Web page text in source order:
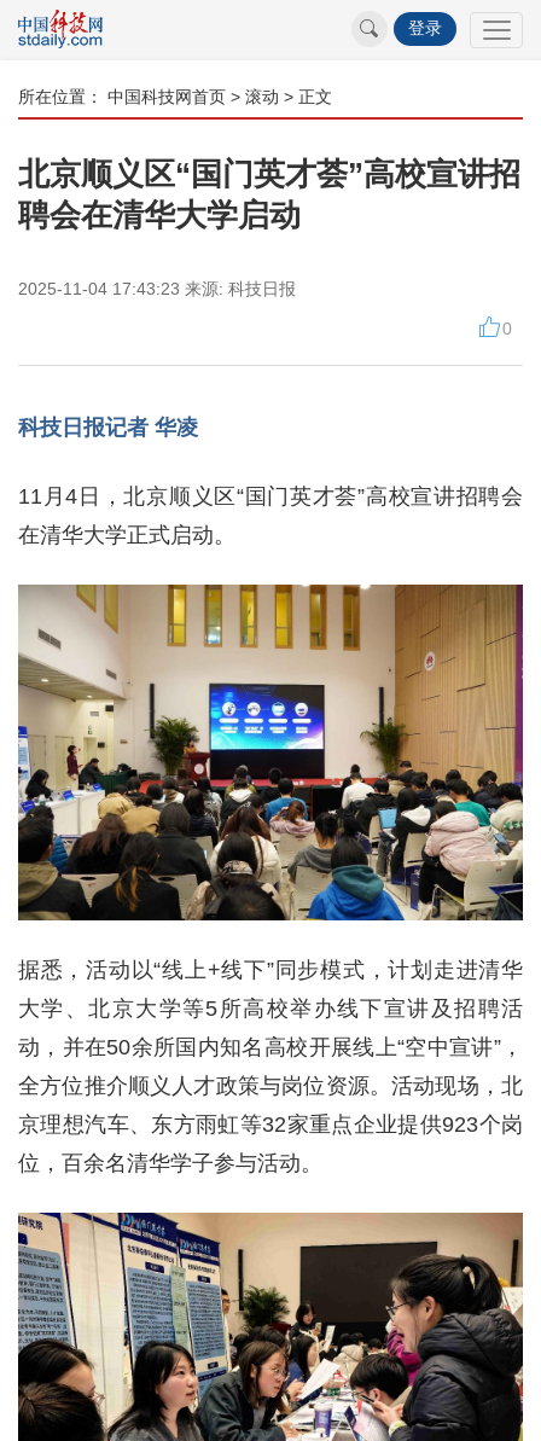
登录
所在位置： 中国科技网首页 > 滚动 > 正文
北京顺义区“国门英才荟”高校宣讲招
聘会在清华大学启动
2025-11-04 17:43:23 来源: 科技日报
0
科技日报记者 华凌
11月4日，北京顺义区“国门英才荟”高校宣讲招聘会
在清华大学正式启动。
据悉，活动以“线上+线下”同步模式，计划走进清华
大学、北京大学等5所高校举办线下宣讲及招聘活
动，并在50余所国内知名高校开展线上“空中宣讲”，
全方位推介顺义人才政策与岗位资源。活动现场，北
京理想汽车、东方雨虹等32家重点企业提供923个岗
位，百余名清华学子参与活动。